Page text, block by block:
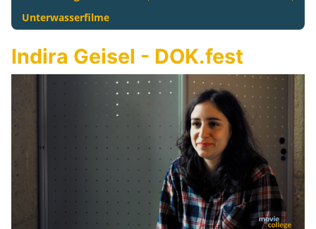
Unterwasserfilme
Indira Geisel - DOK.fest